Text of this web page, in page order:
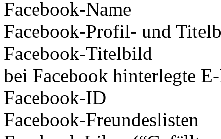
Facebook-Name
Facebook-Profil- und
Facebook-Titelbild
bei Facebook hinterlegte
Facebook-ID
Facebook-Freundeslisten